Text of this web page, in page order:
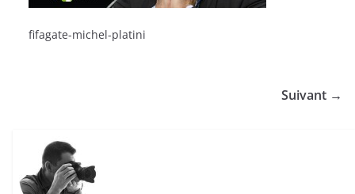
fifagate-michel-platini
Suivant →